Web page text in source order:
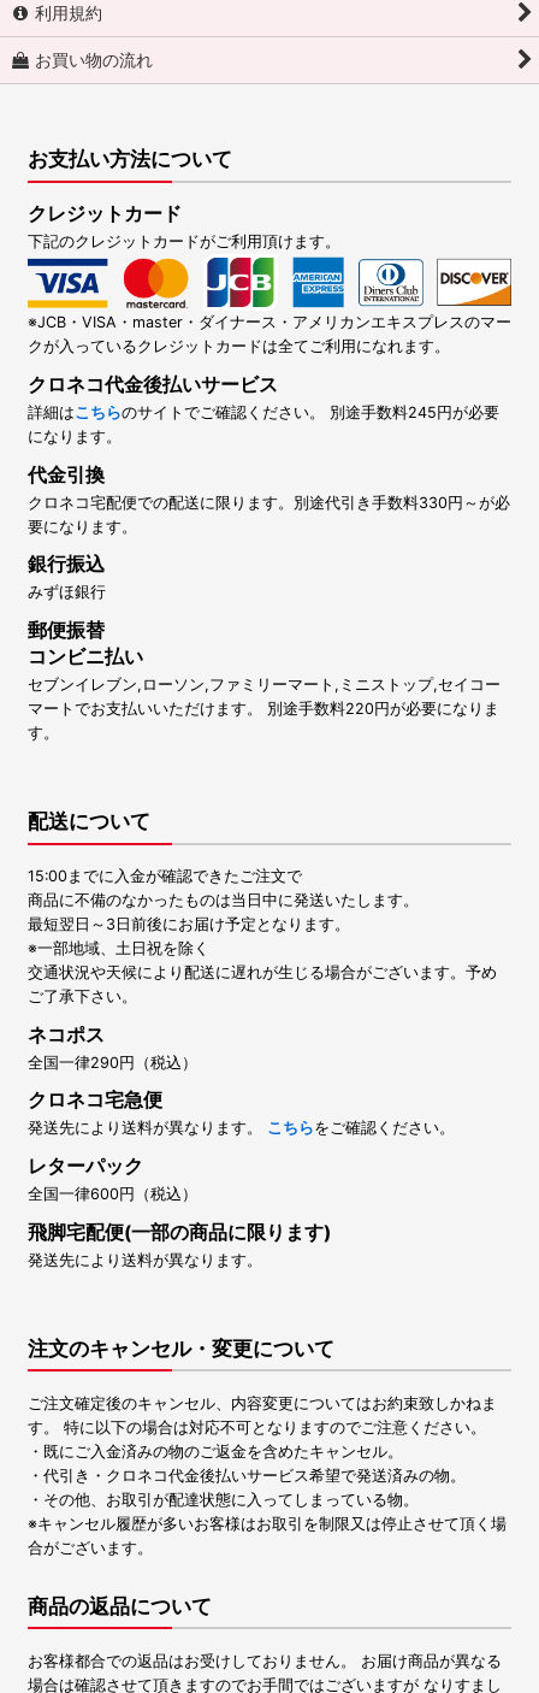
利用規約
お買い物の流れ
お支払い方法について
クレジットカード
下記のクレジットカードがご利用頂けます。
※JCB・VISA・master・ダイナース・アメリカンエキスプレスのマー
クが入っているクレジットカードは全てご利用になれます。
クロネコ代金後払いサービス
詳細はこちらのサイトでご確認ください。 別途手数料245円が必要
になります。
代金引換
クロネコ宅配便での配送に限ります。別途代引き手数料330円～が必
要になります。
銀行振込
みずほ銀行
郵便振替
コンビニ払い
セブンイレブン,ローソン,ファミリーマート,ミニストップ,セイコー
マートでお支払いいただけます。 別途手数料220円が必要になりま
す。
配送について
15:00までに入金が確認できたご注文で
商品に不備のなかったものは当日中に発送いたします。
最短翌日～3日前後にお届け予定となります。
※一部地域、土日祝を除く
交通状況や天候により配送に遅れが生じる場合がございます。予め
ご了承下さい。
ネコポス
全国一律290円（税込）
クロネコ宅急便
発送先により送料が異なります。 こちらをご確認ください。
レターパック
全国一律600円（税込）
飛脚宅配便(一部の商品に限ります)
発送先により送料が異なります。
注文のキャンセル・変更について
ご注文確定後のキャンセル、内容変更についてはお約束致しかねま
す。 特に以下の場合は対応不可となりますのでご注意ください。
・既にご入金済みの物のご返金を含めたキャンセル。
・代引き・クロネコ代金後払いサービス希望で発送済みの物。
・その他、お取引が配達状態に入ってしまっている物。
※キャンセル履歴が多いお客様はお取引を制限又は停止させて頂く場
合がございます。
商品の返品について
お客様都合での返品はお受けしておりません。 お届け商品が異なる
場合は確認させて頂きますのでお手間ではございますが なりすまし